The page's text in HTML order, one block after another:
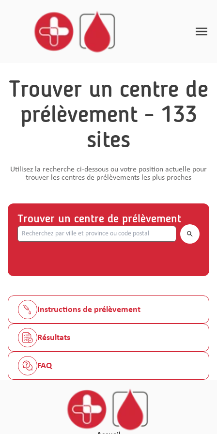
Instructions de prélèvement
Informations de santé
Trouver un centre de
prélèvement - 133
sites
Utilisez la recherche ci-dessous ou votre position actuelle pour
trouver les centres de prélèvements les plus proches
Trouver un centre de prélèvement
Search.
Instructions de prélèvement
Résultats
FAQ